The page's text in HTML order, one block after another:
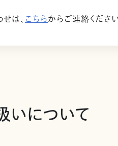
は、こちらからご連絡くださ
いについて